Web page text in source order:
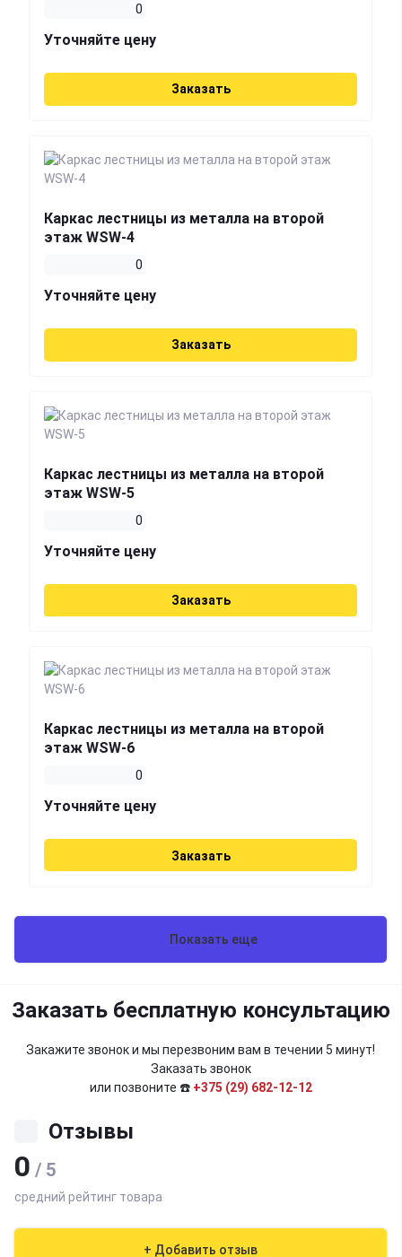
0
Уточняйте цену
Заказать
Каркас лестницы из металла на второй
этаж WSW-4
0
Уточняйте цену
Заказать
Каркас лестницы из металла на второй
этаж WSW-5
0
Уточняйте цену
Заказать
Каркас лестницы из металла на второй
этаж WSW-6
0
Уточняйте цену
Заказать
Показать еще
Заказать бесплатную консультацию
Закажите звонок и мы перезвоним вам в течении 5 минут!
Заказать звонок
или позвоните ☎️ +375 (29) 682-12-12
Отзывы
0 / 5
средний рейтинг товара
+ Добавить отзыв